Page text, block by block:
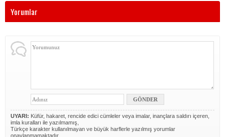
Yorumlar
UYARI: Küfür, hakaret, rencide edici cümleler veya imalar, inançlara saldırı içeren,
imla kuralları ile yazılmamış,
Türkçe karakter kullanılmayan ve büyük harflerle yazılmış yorumlar
onaylanmamaktadır.